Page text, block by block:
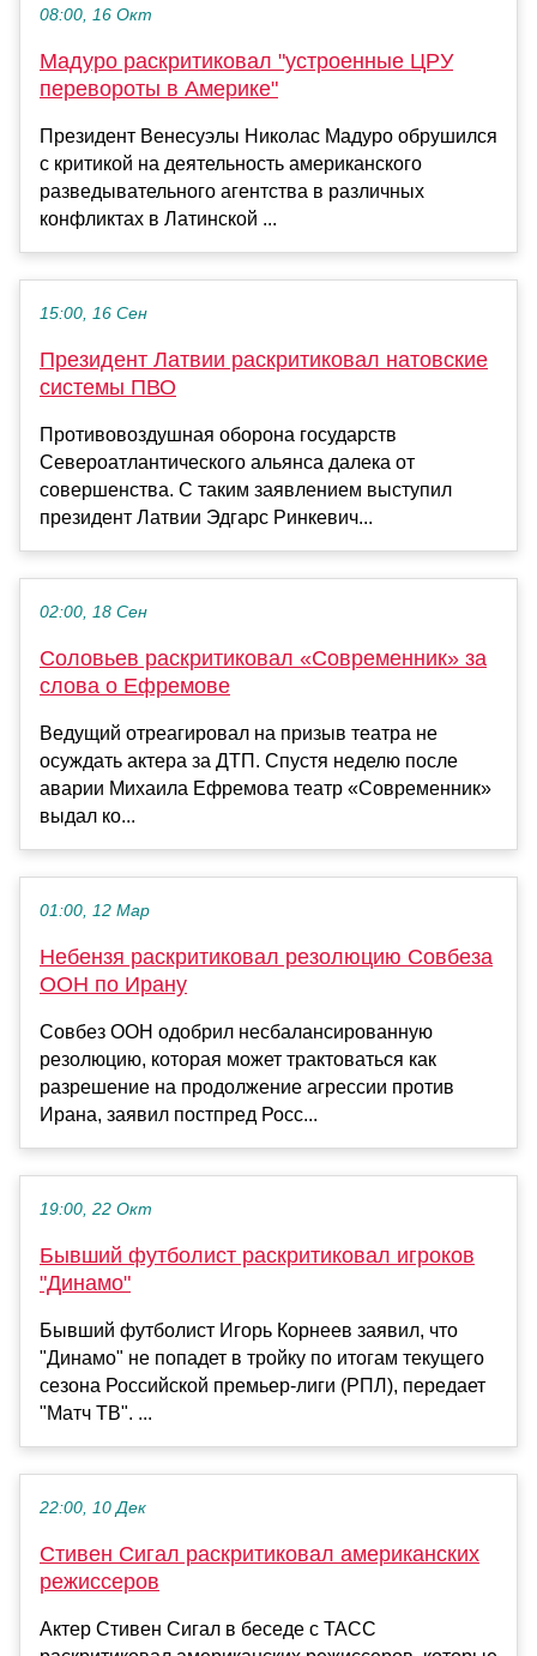
08:00, 16 Окт
Мадуро раскритиковал "устроенные ЦРУ
перевороты в Америке"
Президент Венесуэлы Николас Мадуро обрушился
с критикой на деятельность американского
разведывательного агентства в различных
конфликтах в Латинской ...
15:00, 16 Сен
Президент Латвии раскритиковал натовские
системы ПВО
Противовоздушная оборона государств
Североатлантического альянса далека от
совершенства. С таким заявлением выступил
президент Латвии Эдгарс Ринкевич...
02:00, 18 Сен
Соловьев раскритиковал «Современник» за
слова о Ефремове
Ведущий отреагировал на призыв театра не
осуждать актера за ДТП. Спустя неделю после
аварии Михаила Ефремова театр «Современник»
выдал ко...
01:00, 12 Мар
Небензя раскритиковал резолюцию Совбеза
ООН по Ирану
Совбез ООН одобрил несбалансированную
резолюцию, которая может трактоваться как
разрешение на продолжение агрессии против
Ирана, заявил постпред Росс...
19:00, 22 Окт
Бывший футболист раскритиковал игроков
"Динамо"
Бывший футболист Игорь Корнеев заявил, что
"Динамо" не попадет в тройку по итогам текущего
сезона Российской премьер-лиги (РПЛ), передает
"Матч ТВ". ...
22:00, 10 Дек
Стивен Сигал раскритиковал американских
режиссеров
Актер Стивен Сигал в беседе с ТАСС